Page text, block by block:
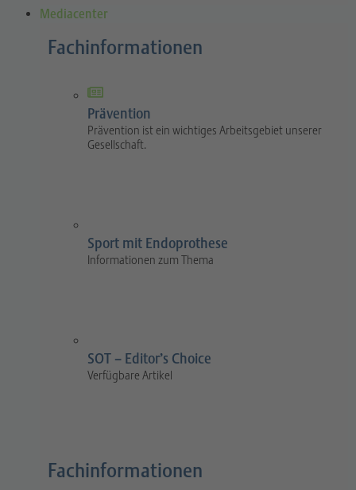
Mediacenter
Fachinformationen
Prävention
Prävention ist ein wichtiges Arbeitsgebiet unserer
Gesellschaft.
Sport mit Endoprothese
Informationen zum Thema
SOT – Editor’s Choice
Verfügbare Artikel
Fachinformationen